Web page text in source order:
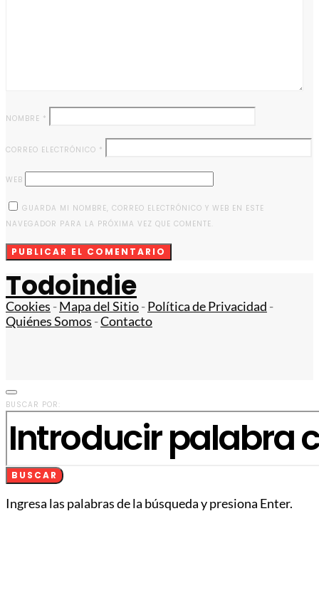
NOMBRE *
CORREO ELECTRÓNICO *
WEB
GUARDA MI NOMBRE, CORREO ELECTRÓNICO Y WEB EN ESTE
NAVEGADOR PARA LA PRÓXIMA VEZ QUE COMENTE.
Todoindie
Cookies -Mapa del Sitio-Política de Privacidad -
Quiénes Somos -Contacto
BUSCAR POR:
BUSCAR
Ingresa las palabras de la búsqueda y presiona Enter.